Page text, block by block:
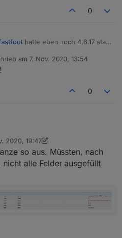
0
hatte eben noch 4.6.17 statt
es Probleme nach Update auf den
gab und ich bislang keine Zeit
Probleme gibt...hab ihn jetzt
am 7. Nov. 2020, 13:54
editiert von
0
2020, 19:47
so aus. Müssten, nach
alle Felder ausgefüllt